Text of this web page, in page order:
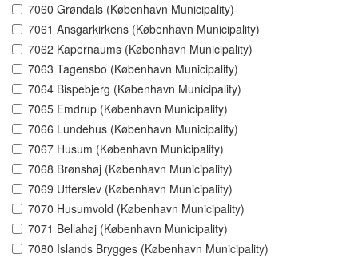
7060 Grøndals (København Municipality)
7061 Ansgarkirkens (København Municipality)
7062 Kapernaums (København Municipality)
7063 Tagensbo (København Municipality)
7064 Bispebjerg (København Municipality)
7065 Emdrup (København Municipality)
7066 Lundehus (København Municipality)
7067 Husum (København Municipality)
7068 Brønshøj (København Municipality)
7069 Utterslev (København Municipality)
7070 Husumvold (København Municipality)
7071 Bellahøj (København Municipality)
7080 Islands Brygges (København Municipality)